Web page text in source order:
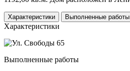
Характеристики Выполненные работы
Характеристики
Выполненные работы